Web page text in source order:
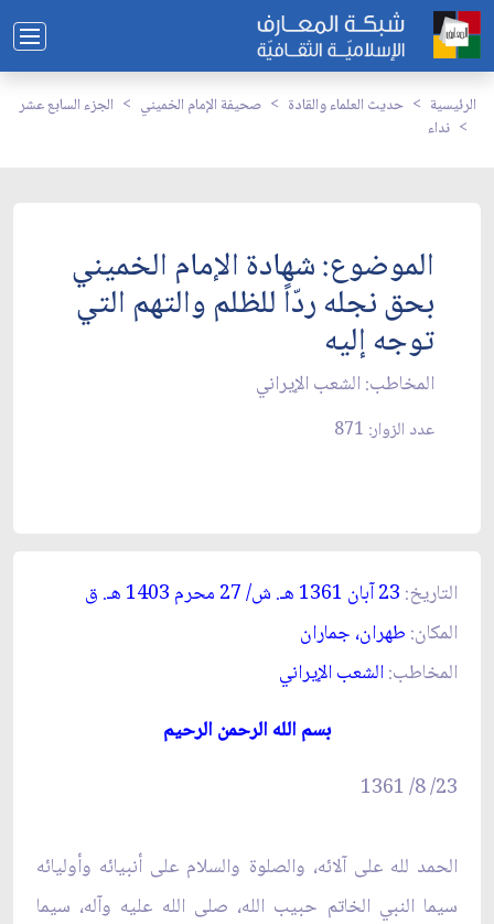
الرئيسية حديث العلماء والقادة صحيفة الإمام الخميني
الجزء السابع عشر
نداء
الموضوع: شهادة الإمام الخميني
بحق نجله ردّاً للظلم والتهم التي
توجه إليه‏
المخاطب: الشعب الإيراني‏
عدد الزوار: 871
التاريخ: 23 آبان 1361 هـ. ش/ 27 محرم 1403 هـ. ق‏
المكان: طهران، جماران‏
المخاطب:الشعب الإيراني‏
بسم الله الرحمن الرحيم‏
23/ 8/ 1361
الحمد لله على آلائه، والصلوة والسلام على أنبيائه وأوليائه
سيما النبي الخاتم حبيب الله، صلى الله عليه وآله، سيما